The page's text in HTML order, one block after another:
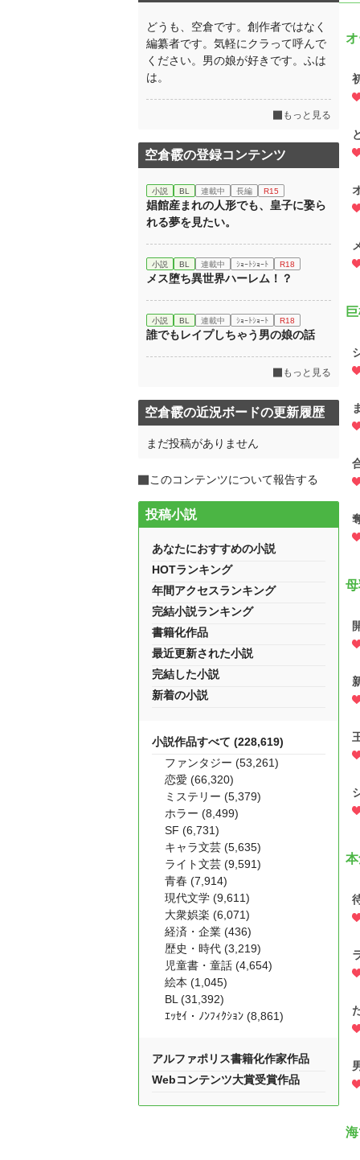
どうも、空倉です。創作者ではなく
編纂者です。気軽にクラって呼んで
ください。男の娘が好きです。ふは
は。
もっと見る
空倉霰の登録コンテンツ
小説 BL 連載中 長編 R15
娼館産まれの人形でも、皇子に娶ら
れる夢を見たい。
小説 BL 連載中 ｼｮｰﾄｼｮｰﾄ R18
メス堕ち異世界ハーレム！？
小説 BL 連載中 ｼｮｰﾄｼｮｰﾄ R18
誰でもレイプしちゃう男の娘の話
もっと見る
空倉霰の近況ボードの更新履歴
まだ投稿がありません
このコンテンツについて報告する
投稿小説
あなたにおすすめの小説
HOTランキング
年間アクセスランキング
完結小説ランキング
書籍化作品
最近更新された小説
完結した小説
新着の小説
小説作品すべて (228,619)
ファンタジー (53,261)
恋愛 (66,320)
ミステリー (5,379)
ホラー (8,499)
SF (6,731)
キャラ文芸 (5,635)
ライト文芸 (9,591)
青春 (7,914)
現代文学 (9,611)
大衆娯楽 (6,071)
経済・企業 (436)
歴史・時代 (3,219)
児童書・童話 (4,654)
絵本 (1,045)
BL (31,392)
ｴｯｾｲ・ﾉﾝﾌｨｸｼｮﾝ (8,861)
アルファポリス書籍化作家作品
Webコンテンツ大賞受賞作品